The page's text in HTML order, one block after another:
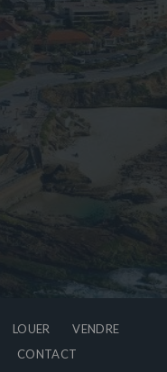
LOUER
VENDRE
CONTACT